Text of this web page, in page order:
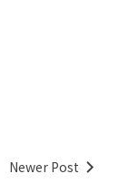
Newer Post